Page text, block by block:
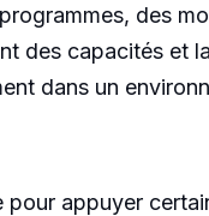
des
des capacités et
dans un
appuyer